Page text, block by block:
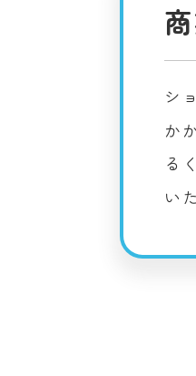
シ
か
る
い